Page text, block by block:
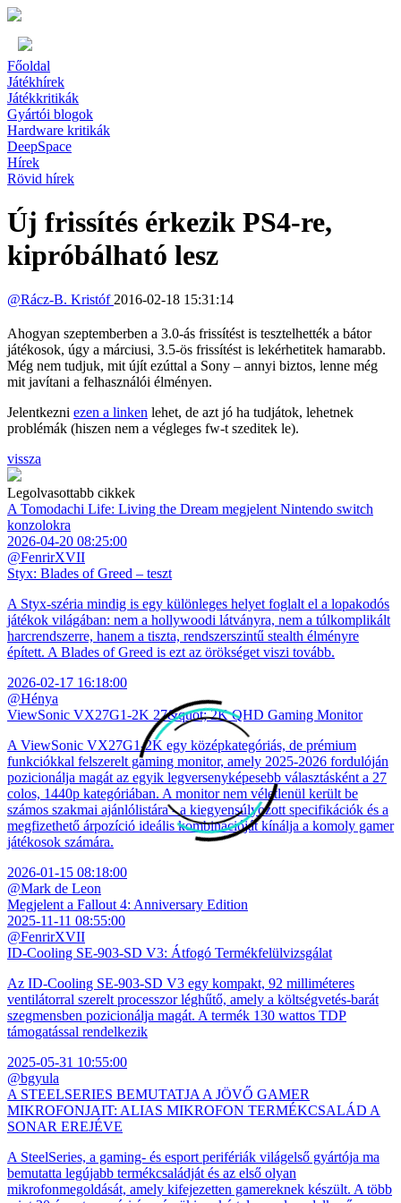
Főoldal
Játékhírek
Játékkritikák
Gyártói blogok
Hardware kritikák
DeepSpace
Hírek
Rövid hírek
Új frissítés érkezik PS4-re,
kipróbálható lesz
@Rácz-B. Kristóf 2016-02-18 15:31:14
Ahogyan szeptemberben a 3.0-ás frissítést is tesztelhették a bátor
játékosok, úgy a márciusi, 3.5-ös frissítést is lekérhetitek hamarabb.
Még nem tudjuk, mit újít ezúttal a Sony – annyi biztos, lenne még
mit javítani a felhasználói élményen.
Jelentkezni ezen a linken lehet, de azt jó ha tudjátok, lehetnek
problémák (hiszen nem a végleges fw-t szeditek le).
vissza
Legolvasottabb cikkek
A Tomodachi Life: Living the Dream megjelent Nintendo switch
konzolokra
2026-04-20 08:25:00
@FenrirXVII
Styx: Blades of Greed – teszt
A Styx-széria mindig is egy különleges helyet foglalt el a lopakodós
játékok világában: nem a hollywoodi látványra, nem a túlkomplikált
harcrendszerre, hanem a tiszta, rendszerszintű stealth élményre
épített. A Blades of Greed is ezt az örökséget viszi tovább.
2026-02-17 16:18:00
@Hénya
ViewSonic VX27G1-2K 27&quot; 2K QHD Gaming Monitor
A ViewSonic VX27G1-2K egy középkategóriás, de prémium
funkciókkal felszerelt gaming monitor, amely 2025-2026 fordulóján
pozicionálja magát az egyik legversenyképesebb választásként a 27
colos, 1440p kategóriában. A monitor nem véletlenül került be
számos szakmai ajánlólistára - a kiegyensúlyozott specifikációk és a
megfizethető árpozíció ideális kombinációját kínálja a komoly gamer
játékosok számára.
2026-01-15 08:18:00
@Mark de Leon
Megjelent a Fallout 4: Anniversary Edition
2025-11-11 08:55:00
@FenrirXVII
ID-Cooling SE-903-SD V3: Átfogó Termékfelülvizsgálat
Az ID-Cooling SE-903-SD V3 egy kompakt, 92 milliméteres
ventilátorral szerelt processzor léghűtő, amely a költségvetés-barát
szegmensben pozicionálja magát. A termék 130 wattos TDP
támogatással rendelkezik
2025-05-31 10:55:00
@bgyula
A STEELSERIES BEMUTATJA A JÖVŐ GAMER
MIKROFONJAIT: ALIAS MIKROFON TERMÉKCSALÁD A
SONAR EREJÉVE
A SteelSeries, a gaming- és esport perifériák világelső gyártója ma
bemutatta legújabb termékcsaládját és az első olyan
mikrofonmegoldását, amely kifejezetten gamereknek készült. A több